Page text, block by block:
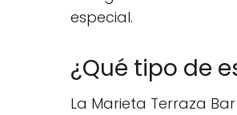
especial.
¿Qué tipo de
La Marieta Terraza